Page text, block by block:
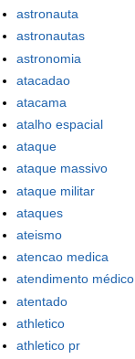
astronauta
astronautas
astronomia
atacadao
atacama
atalho espacial
ataque
ataque massivo
ataque militar
ataques
ateismo
atencao medica
atendimento médico
atentado
athletico
athletico pr